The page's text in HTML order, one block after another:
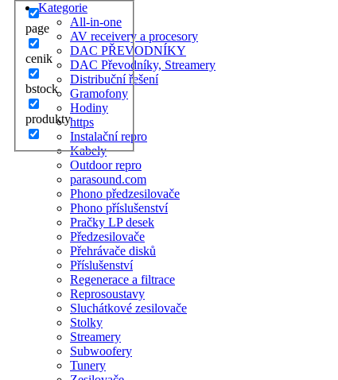
page
cenik
bstock
produkty
Kategorie
All-in-one
AV receivery a procesory
DAC PŘEVODNÍKY
DAC Převodníky, Streamery
Distribuční řešení
Gramofony
Hodiny
https
Instalační repro
Kabely
Outdoor repro
parasound.com
Phono předzesilovače
Phono příslušenství
Pračky LP desek
Předzesilovače
Přehrávače disků
Příslušenství
Regenerace a filtrace
Reprosoustavy
Sluchátkové zesilovače
Stolky
Streamery
Subwoofery
Tunery